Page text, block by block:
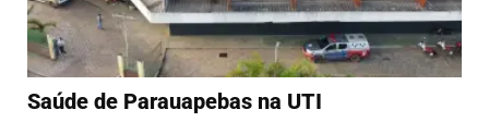
Saúde de Parauapebas na UTI